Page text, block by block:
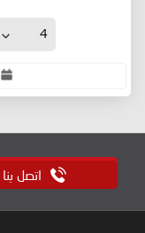
اتصل بنا